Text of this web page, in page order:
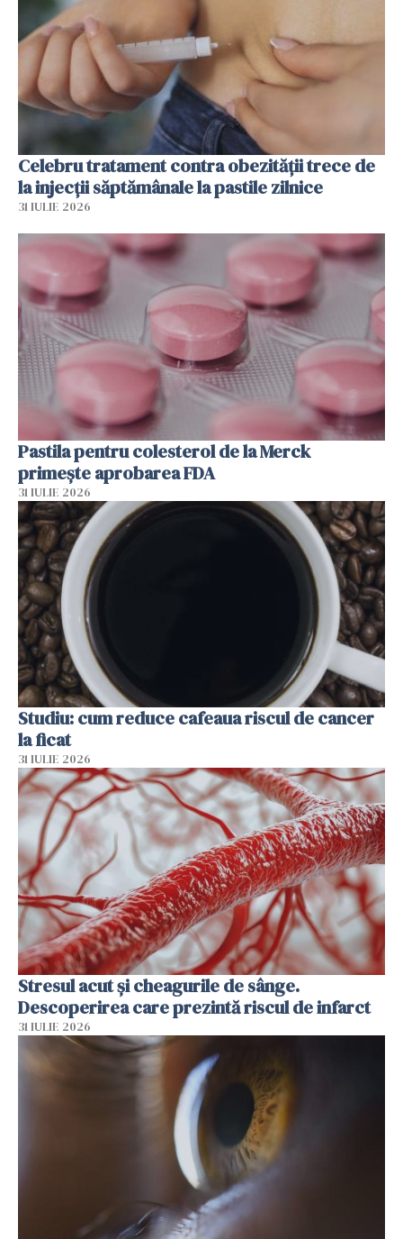
Celebru tratament contra obezității trece de
la injecții săptămânale la pastile zilnice
31 IULIE 2026
Pastila pentru colesterol de la Merck
primește aprobarea FDA
31 IULIE 2026
Studiu: cum reduce cafeaua riscul de cancer
la ficat
31 IULIE 2026
Stresul acut și cheagurile de sânge.
Descoperirea care prezintă riscul de infarct
31 IULIE 2026